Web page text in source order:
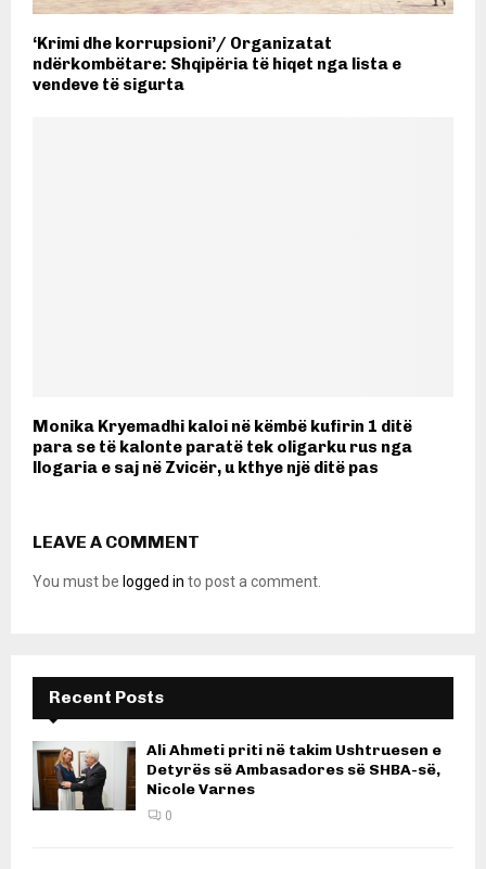
‘Krimi dhe korrupsioni’/ Organizatat
ndërkombëtare: Shqipëria të hiqet nga lista e
vendeve të sigurta
Monika Kryemadhi kaloi në këmbë kufirin 1 ditë
para se të kalonte paratë tek oligarku rus nga
llogaria e saj në Zvicër, u kthye një ditë pas
LEAVE A COMMENT
You must be logged in to post a comment.
Recent Posts
Ali Ahmeti priti në takim Ushtruesen e
Detyrës së Ambasadores së SHBA-së,
Nicole Varnes
0